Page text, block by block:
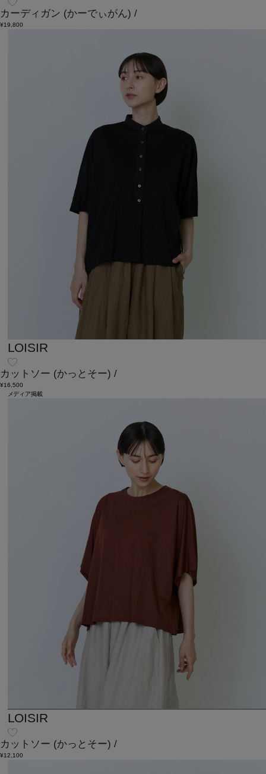
カーディガン (かーでぃがん) /
¥19,800
LOISIR
カットソー (かっとそー) /
¥16,500
メディア掲載
LOISIR
カットソー (かっとそー) /
¥12,100